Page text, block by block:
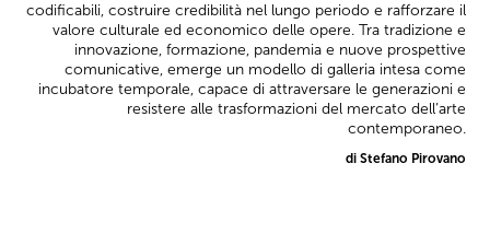
codificabili, costruire credibilità nel lungo periodo e rafforzare il
valore culturale ed economico delle opere. Tra tradizione e
innovazione, formazione, pandemia e nuove prospettive
comunicative, emerge un modello di galleria intesa come
incubatore temporale, capace di attraversare le generazioni e
resistere alle trasformazioni del mercato dell’arte
contemporaneo.
di Stefano Pirovano